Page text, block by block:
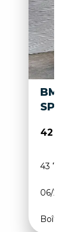
BMW
42 880€
43 767 km
06/2022
Boîte